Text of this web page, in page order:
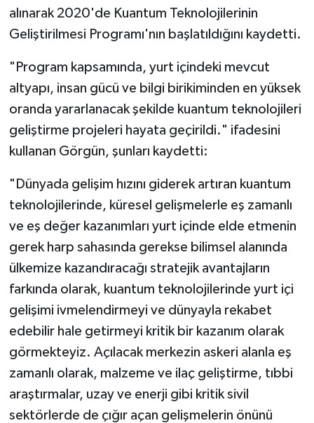
alınarak 2020'de Kuantum Teknolojilerinin
Geliştirilmesi Programı'nın başlatıldığını kaydetti.
"Program kapsamında, yurt içindeki mevcut
altyapı, insan gücü ve bilgi birikiminden en yüksek
oranda yararlanacak şekilde kuantum teknolojileri
geliştirme projeleri hayata geçirildi." ifadesini
kullanan Görgün, şunları kaydetti:
"Dünyada gelişim hızını giderek artıran kuantum
teknolojilerinde, küresel gelişmelerle eş zamanlı
ve eş değer kazanımları yurt içinde elde etmenin
gerek harp sahasında gerekse bilimsel alanında
ülkemize kazandıracağı stratejik avantajların
farkında olarak, kuantum teknolojilerinde yurt içi
gelişimi ivmelendirmeyi ve dünyayla rekabet
edebilir hale getirmeyi kritik bir kazanım olarak
görmekteyiz. Açılacak merkezin askeri alanla eş
zamanlı olarak, malzeme ve ilaç geliştirme, tıbbi
araştırmalar, uzay ve enerji gibi kritik sivil
sektörlerde de çığır açan gelişmelerin önünü
Diyarbakır Müftülüğü
Edirne Müftülüğü
Elazığ Müftülüğü
Erzurum Müftülüğü
Eskişehir Müftülüğü
Gaziantep Müftülüğü
Giresun Müftülüğü
Gümüşhane Müftülüğü
Hakkari Müftülüğü
Hatay Müftülüğü
İhtida Haberleri